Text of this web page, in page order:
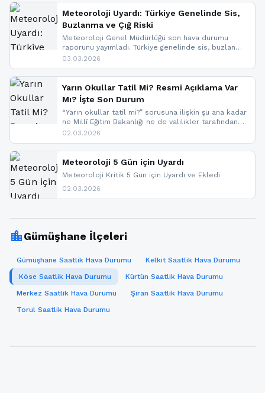
Meteoroloji Uyardı: Türkiye Genelinde Sis,
Buzlanma ve Çığ Riski
Meteoroloji Genel Müdürlüğü son hava durumu
raporunu yayımladı. Türkiye genelinde sis, buzlanma
ve don beklenirken Doğu Anadolu ve Doğu
yapıldı. İşte son dakika meteoroloji gelişmeleri.
03.03.2026
Yarın Okullar Tatil Mi? Resmi Açıklama Var
Mı? İşte Son Durum
“Yarın okullar tatil mi?” sorusuna ilişkin şu ana kadar
ne Millî Eğitim Bakanlığı ne de valilikler tarafından
yapılmış resmi bir tatil açıklaması bulunmamaktadır.
paylaşacağız. En hızlı şekilde haberdar olmak için
sitemizi takip edebilir ve bildirimleri açabilirsiniz.
02.03.2026
Meteoroloji 5 Gün için Uyardı
Meteoroloji Kritik 5 Gün için Uyardı ve Ekledi
02.03.2026
location_cityGümüşhane İlçeleri
Gümüşhane Saatlik Hava Durumu
Kelkit Saatlik Hava Durumu
Köse Saatlik Hava Durumu
Kürtün Saatlik Hava Durumu
Merkez Saatlik Hava Durumu
Şiran Saatlik Hava Durumu
Torul Saatlik Hava Durumu